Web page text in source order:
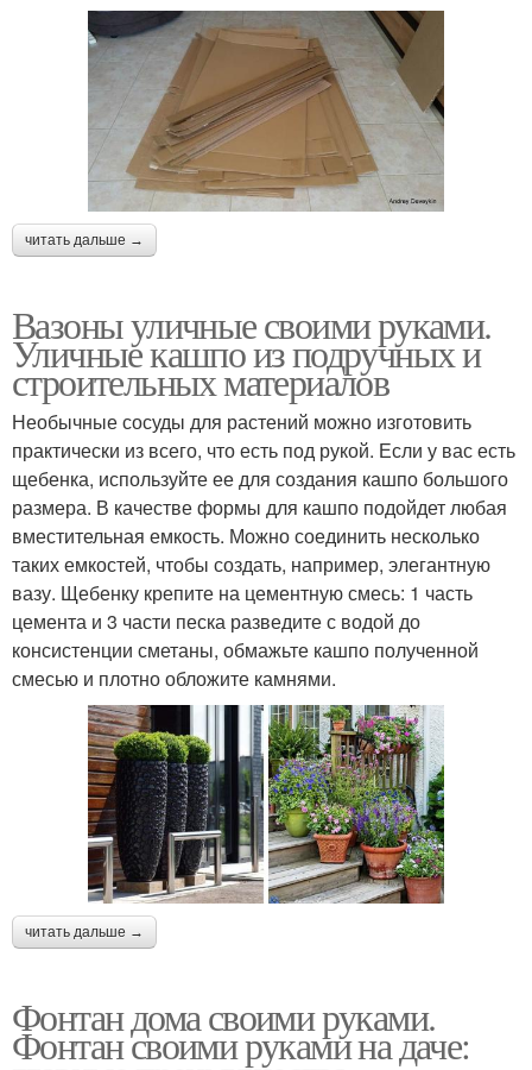
читать дальше →
Вазоны уличные своими руками.
Уличные кашпо из подручных и
строительных материалов
Необычные сосуды для растений можно изготовить
практически из всего, что есть под рукой. Если у вас есть
щебенка, используйте ее для создания кашпо большого
размера. В качестве формы для кашпо подойдет любая
вместительная емкость. Можно соединить несколько
таких емкостей, чтобы создать, например, элегантную
вазу. Щебенку крепите на цементную смесь: 1 часть
цемента и 3 части песка разведите с водой до
консистенции сметаны, обмажьте кашпо полученной
смесью и плотно обложите камнями.
читать дальше →
Фонтан дома своими руками.
Фонтан своими руками на даче: